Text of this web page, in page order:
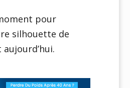
pour
silhouette de
aujourd’hui.